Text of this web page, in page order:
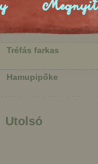
kutyacska
Tréfás farkas
Hamupipőke
Utolsó
Megnyit